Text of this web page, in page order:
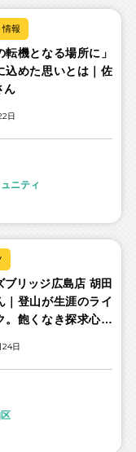
情報
転機となる場所に」
込めた思いとは｜佐
ん
日
ニティ
ブリッジ広島店 胡田
｜登山が生涯のライ
。飽くなき探求心で
24日